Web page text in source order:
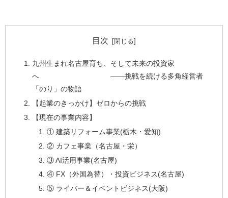
目次
九州生まれ名古屋育ち、そして未来の投資家
へ ——挑戦を続ける多角経営者
「のり」の物語
【起業のきっかけ】ゼロからの挑戦
【現在の事業内容】
① 建築リフォーム事業(栃木・愛知)
② カフェ事業（名古屋・栄）
③ AI活用事業(名古屋)
④ FX（外国為替）・投資ビジネス(名古屋)
⑤ ライバー＆イベントビジネス(大阪)